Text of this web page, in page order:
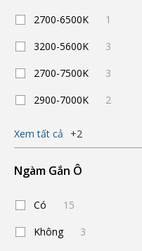
2700-6500K
1
3200-5600K
3
2700-7500K
3
2900-7000K
2
Xem tất cả +2
Ngàm Gắn Ô
Có
15
Không
3